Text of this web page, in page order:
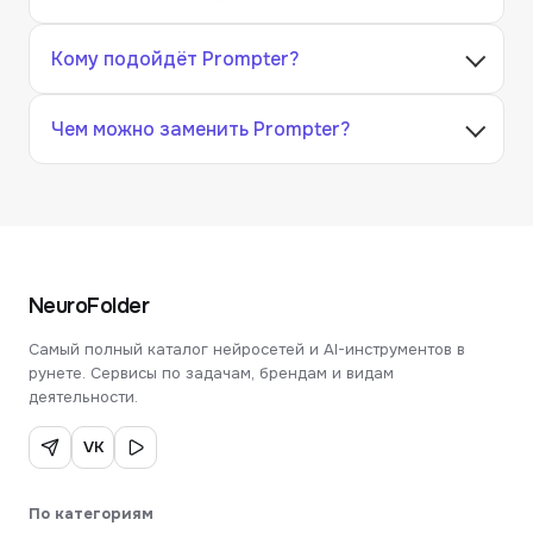
Кому подойдёт Prompter?
Чем можно заменить Prompter?
NeuroFolder
Самый полный каталог нейросетей и AI-инструментов в
рунете. Сервисы по задачам, брендам и видам
деятельности.
VK
По категориям